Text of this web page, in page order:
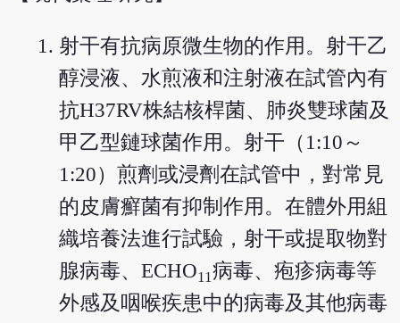
射干有抗病原微生物的作用。射干乙
醇浸液、水煎液和注射液在試管內有
抗H37RV株結核桿菌、肺炎雙球菌及
甲乙型鏈球菌作用。射干（1:10～
1:20）煎劑或浸劑在試管中，對常見
的皮膚癬菌有抑制作用。在體外用組
織培養法進行試驗，射干或提取物對
腺病毒、ECHO11病毒、疱疹病毒等
外感及咽喉疾患中的病毒及其他病毒